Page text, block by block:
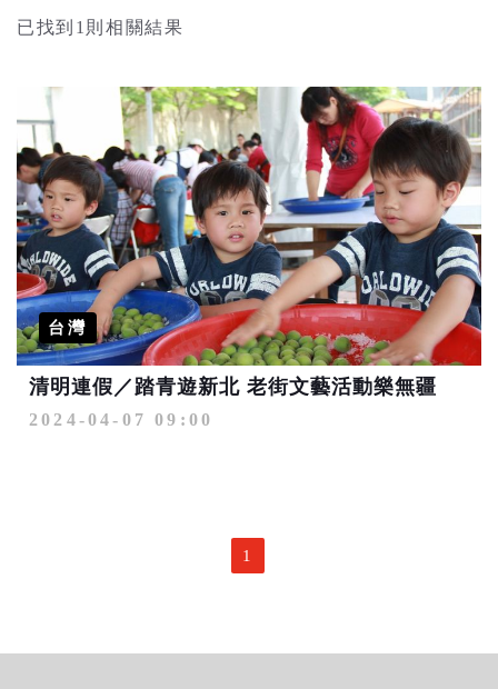
已找到1則相關結果
台灣
清明連假／踏青遊新北 老街文藝活動樂無疆
2024-04-07 09:00
1